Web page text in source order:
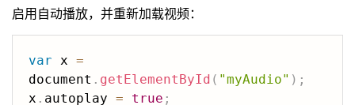
启用自动播放，并重新加载视频：
var x =
document . getElementById ( "myAudio" ) ;
x . autoplay = true ;